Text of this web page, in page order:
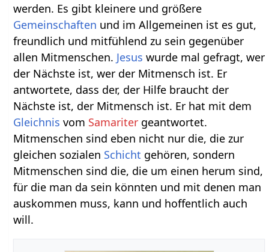
werden. Es gibt kleinere und größere
Gemeinschaften und im Allgemeinen ist es gut,
freundlich und mitfühlend zu sein gegenüber
allen Mitmenschen. Jesus wurde mal gefragt, wer
der Nächste ist, wer der Mitmensch ist. Er
antwortete, dass der, der Hilfe braucht der
Nächste ist, der Mitmensch ist. Er hat mit dem
Gleichnis vom Samariter geantwortet.
Mitmenschen sind eben nicht nur die, die zur
gleichen sozialen Schicht gehören, sondern
Mitmenschen sind die, die um einen herum sind,
für die man da sein könnten und mit denen man
auskommen muss, kann und hoffentlich auch
will.